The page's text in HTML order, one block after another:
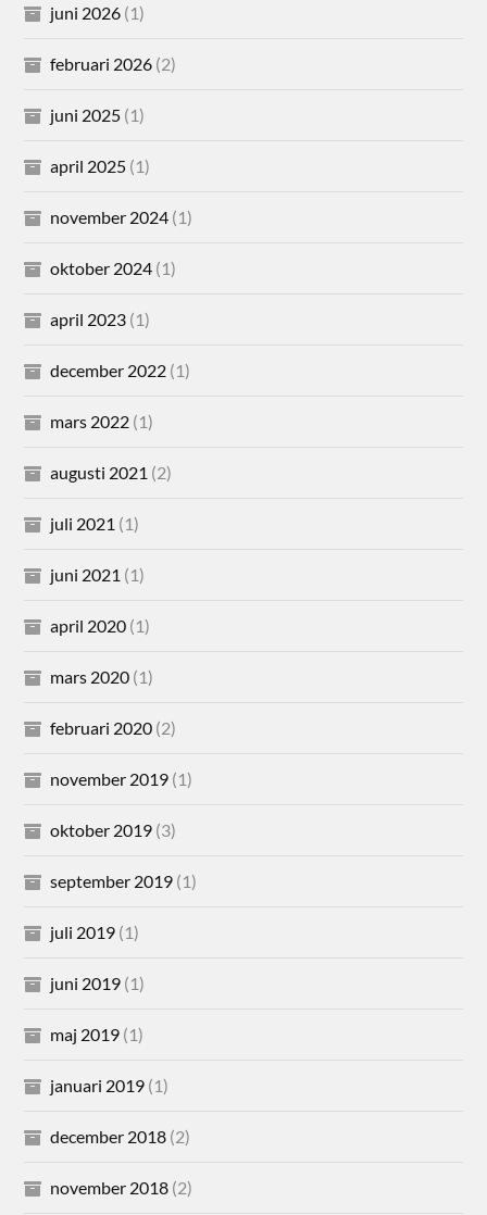
juni 2026 (1)
februari 2026 (2)
juni 2025 (1)
april 2025 (1)
november 2024 (1)
oktober 2024 (1)
april 2023 (1)
december 2022 (1)
mars 2022 (1)
augusti 2021 (2)
juli 2021 (1)
juni 2021 (1)
april 2020 (1)
mars 2020 (1)
februari 2020 (2)
november 2019 (1)
oktober 2019 (3)
september 2019 (1)
juli 2019 (1)
juni 2019 (1)
maj 2019 (1)
januari 2019 (1)
december 2018 (2)
november 2018 (2)